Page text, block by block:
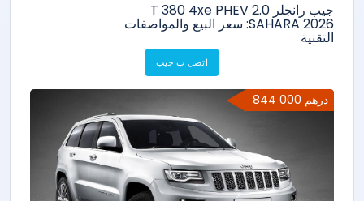
جيب رانجلر 2.0 T 380 4xe PHEV
SAHARA 2026: سعر البيع والمواصفات
التقنية
اتصل ب جيب
844 000 درهم